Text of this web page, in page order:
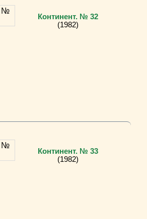
Континент. № 32
(1982)
Континент. № 33
(1982)